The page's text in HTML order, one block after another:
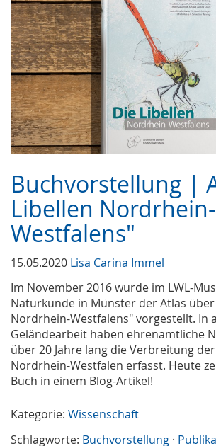
Buchvorstellung |
Libellen Nordrhein-
Westfalens"
15.05.2020 Lisa Carina Immel
Im November 2016 wurde im LWL-
Naturkunde in Münster der Atlas
Nordrhein-Westfalens" vorgestellt. In
Geländearbeit haben ehrenamtliche
über 20 Jahre lang die Verbreitung
Nordrhein-Westfalen erfasst. Heute
Buch in einem Blog-Artikel!
Kategorie: Wissenschaft
Schlagworte: Buchvorstellung ·